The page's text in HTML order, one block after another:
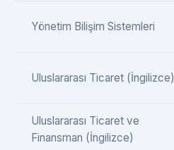
Yönetim Bilişim Sistemleri
Uluslararası Ticaret (İngilizce)
Uluslararası Ticaret ve
Finansman (İngilizce)